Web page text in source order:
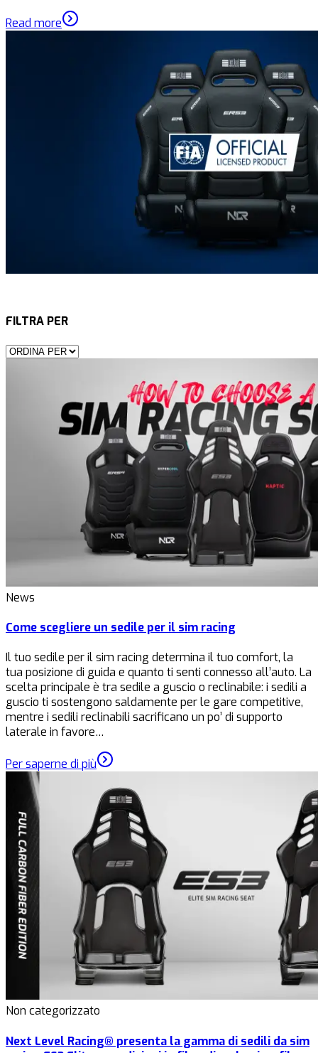
Read more
FILTRA PER
News
Come scegliere un sedile per il sim racing
Il tuo sedile per il sim racing determina il tuo comfort, la
tua posizione di guida e quanto ti senti connesso all’auto. La
scelta principale è tra sedile a guscio o reclinabile: i sedili a
guscio ti sostengono saldamente per le gare competitive,
mentre i sedili reclinabili sacrificano un po’ di supporto
laterale in favore…
Per saperne di più
Non categorizzato
Next Level Racing® presenta la gamma di sedili da sim